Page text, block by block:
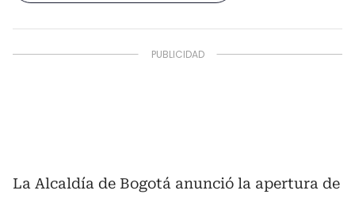
La Alcaldía de Bogotá anunció la apertura de